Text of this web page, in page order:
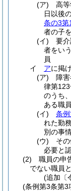
(ア)
高
日以後
条の3第
者の子
(イ)
要
者をい
員
イ
アに掲
(ア)
障
律第
のうち
ある職員
(イ)
条
れた勤
別の事
(ウ)
そ
必要と
(2)
職員の申
でない職員
(追加〔
(条例第3条第3